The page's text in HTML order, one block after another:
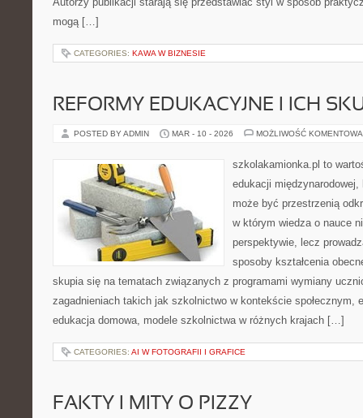
mogą […]
CATEGORIES: KAWA W BIZNESIE
REFORMY EDUKACYJNE I ICH
POSTED BY ADMIN MAR - 10 - 2026 MOŻLIWOŚĆ
szkolakamionka.pl to
edukacji
może być przestrzenią
w którym wiedza o nauce
perspektywie, lecz
sposoby kształcenia
skupia się na tematach związanych z programami wymiany
zagadnieniach takich jak szkolnictwo w kontekście społecznym,
edukacja domowa, modele szkolnictwa w różnych krajach […]
CATEGORIES: AI W FOTOGRAFII I GRAFICE
FAKTY I MITY O PIZZY